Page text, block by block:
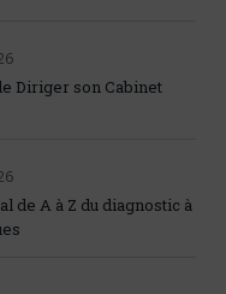
Diriger son Cabinet
de A à Z du diagnostic à